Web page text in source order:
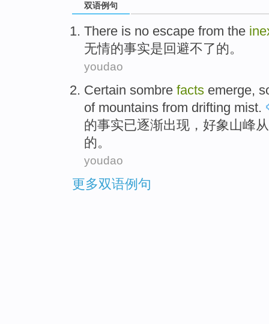
双语例句
There is no escape from the
无情的事实是 回避不了的。
youdao
Certain sombre facts emerge,
of mountains from drifting mist.
的事实已逐渐出现 ，好象山峰从
的。
youdao
更多双语例句